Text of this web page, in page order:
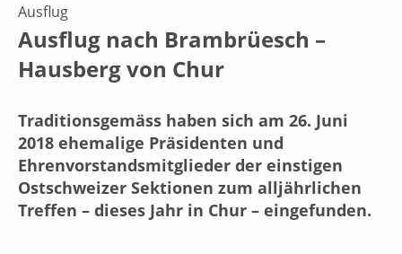
Ausflug
Ausflug nach Brambrüesch –
Hausberg von Chur
Traditionsgemäss haben sich am 26. Juni
2018 ehemalige Präsidenten und
Ehrenvorstandsmitglieder der einstigen
Ostschweizer Sektionen zum alljährlichen
Treffen – dieses Jahr in Chur – eingefunden.